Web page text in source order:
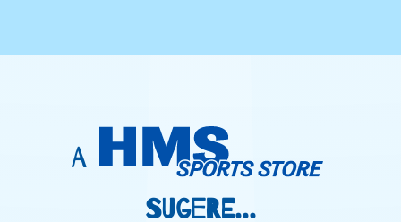
A
SUGERE...